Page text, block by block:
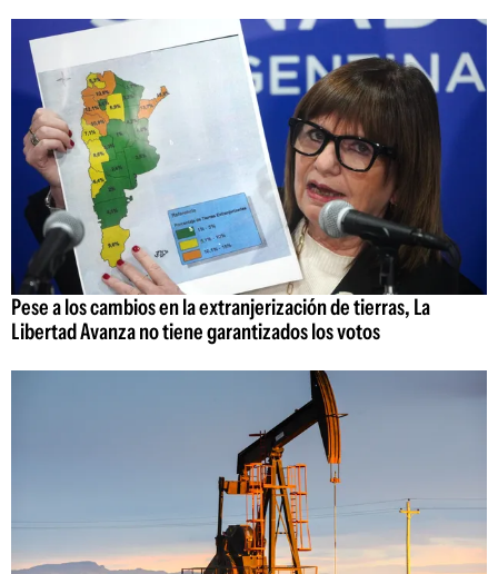
Pese a los cambios en la extranjerización de tierras, La
Libertad Avanza no tiene garantizados los votos